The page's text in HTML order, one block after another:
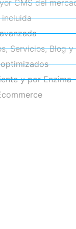
CMS del
Servicios, Blog
y por Enzima